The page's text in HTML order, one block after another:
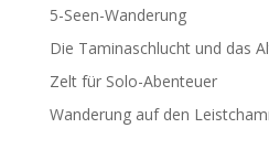
5-Seen-Wanderung
Die Taminaschlucht und das
Zelt für Solo-Abenteuer
Wanderung auf den